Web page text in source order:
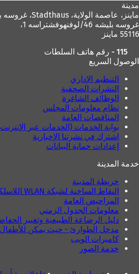
مدينة
ماينز، عاصمة الولاية،
غروسه بليشه 46/لوفنهوفشتراسه 1،
55116 ماينز
115 - رقم هاتف السلطات
الوصول السريع
التنظيم الإداري
النشرات الصحفية
الوظائف الشاغرة
نظام معلومات المجلس
المناقصات العامة
بوابة الخدمات (الخدمات عبر
اشترك في نشرتنا الإخبارية
إعدادات حماية البيانات
خدمة المدينة
خريطة المدينة
النقاط الساخنة لشبكة WLAN اللاسلكية
المراحيض العامة
معلومات الجدول الزمني
دليل الرضاعة الطبيعية وتغيير
مدخل الطوارئ - حيث يمكن للأطفال
كاميرات الويب
خدمة الصور